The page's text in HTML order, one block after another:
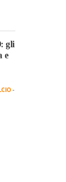
gli
e
-